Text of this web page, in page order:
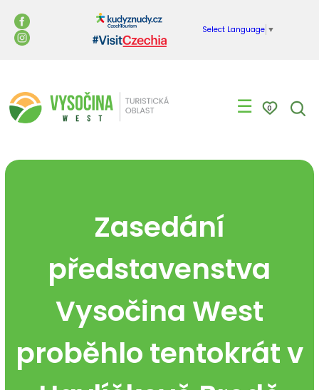
Select Language ▼
☰ 0
Zasedání
představenstva
Vysočina West
proběhlo tentokrát v